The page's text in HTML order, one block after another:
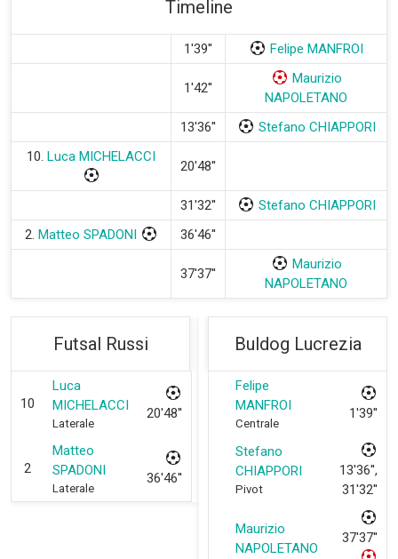
Timeline
1'39'' Felipe MANFROI
1'42''
Maurizio
NAPOLETANO
13'36''
Stefano CHIAPPORI
10. Luca MICHELACCI
20'48''
31'32''
Stefano CHIAPPORI
2. Matteo SPADONI 36'46''
37'37''
Maurizio
NAPOLETANO
Futsal Russi
10
Luca
MICHELACCI
Laterale
20'48''
2
Matteo
SPADONI
Laterale
36'46''
Buldog Lucrezia
Felipe
MANFROI
Centrale
1'39''
Stefano
CHIAPPORI
Pivot
13'36'',
31'32''
Maurizio
NAPOLETANO
37'37''